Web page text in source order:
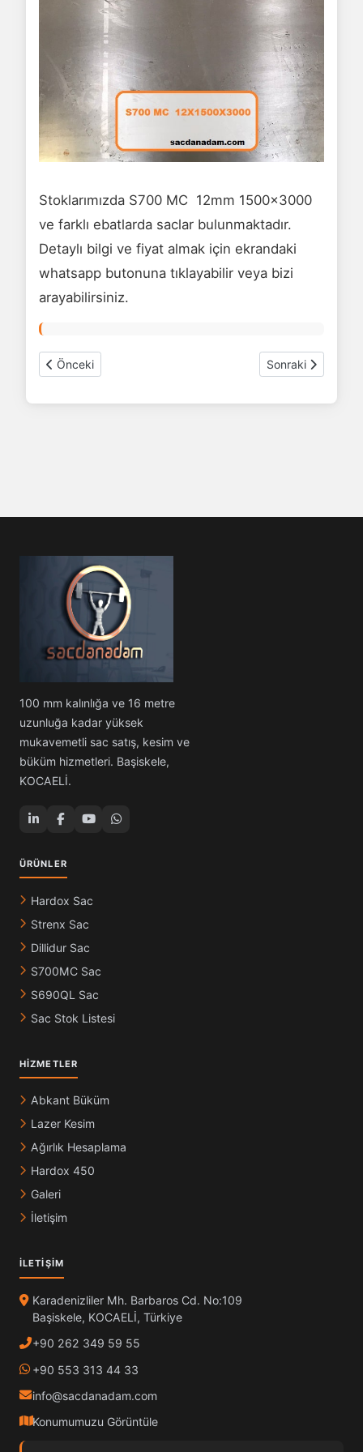
Stoklarımızda S700 MC 12mm 1500x3000
ve farklı ebatlarda saclar bulunmaktadır.
Detaylı bilgi ve fiyat almak için ekrandaki
whatsapp butonuna tıklayabilir veya bizi
arayabilirsiniz.
Önceki makale: S700 MC sac 12mm 1500x6000
Önceki Sonraki makale:
Sonraki
100 mm kalınlığa ve 16 metre
uzunluğa kadar yüksek
mukavemetli sac satış, kesim ve
büküm hizmetleri. Başiskele,
KOCAELİ.
ÜRÜNLER
Hardox Sac
Strenx Sac
Dillidur Sac
S700MC Sac
S690QL Sac
Sac Stok Listesi
HIZMETLER
Abkant Büküm
Lazer Kesim
Ağırlık Hesaplama
Hardox 450
Galeri
İletişim
İLETIŞIM
Karadenizliler Mh. Barbaros Cd. No:109
Başiskele, KOCAELİ, Türkiye
+90 262 349 59 55
+90 553 313 44 33
info@sacdanadam.com
Konumumuzu Görüntüle